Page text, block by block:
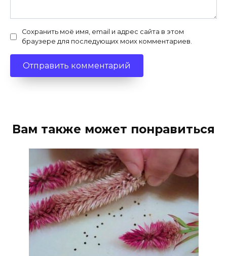
Сохранить моё имя, email и адрес сайта в этом
браузере для последующих моих комментариев.
Вам также может понравиться